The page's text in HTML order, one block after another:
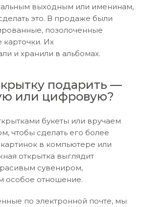
выходным или именинам,
это. В продаже были
позолоченные
карточки. Их
и хранили в альбомах.
подарить —
или цифровую?
букеты или вручаем
чтобы сделать его более
в компьютере или
открытка выглядит
сувениром,
особое отношение.
по электронной почте, мы